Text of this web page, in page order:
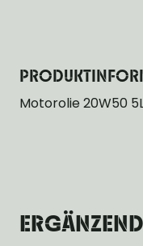
Motorolie 20W50